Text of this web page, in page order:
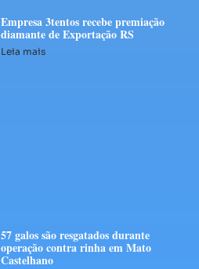
Empresa 3tentos recebe premiação
diamante de Exportação RS
Leia mais
57 galos são resgatados durante
operação contra rinha em Mato
Castelhano